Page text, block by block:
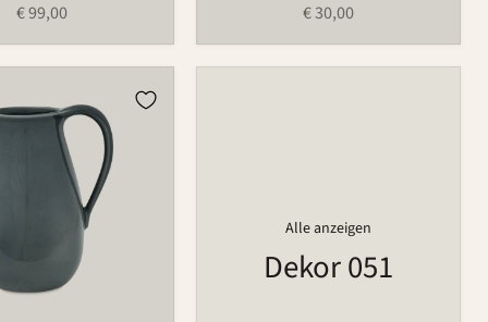
€ 99,00
€ 30,00
Alle anzeigen
Dekor 051